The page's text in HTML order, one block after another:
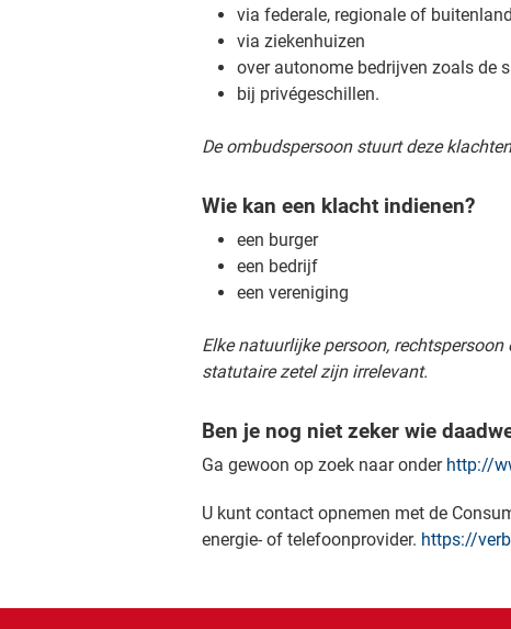
via federale, regionale of
via ziekenhuizen
over autonome bedrijven zoals de
bij privégeschillen.
De ombudspersoon stuurt deze
Wie kan een klacht indienen?
een burger
een bedrijf
een vereniging
Elke natuurlijke persoon,
statutaire zetel zijn irrelevant.
Ben je nog niet zeker wie
Ga gewoon op zoek naar onder http://
U kunt contact opnemen met de
energie- of telefoonprovider. https://